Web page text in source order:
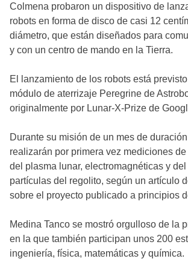
Colmena probaron un dispositivo de
robots en forma de disco de casi 12
diámetro, que están diseñados para
y con un centro de mando en la Tierra.
El lanzamiento de los robots está
módulo de aterrizaje Peregrine de
originalmente por Lunar-X-Prize de
Durante su misión de un mes de
realizarán por primera vez mediciones
del plasma lunar, electromagnéticas y
partículas del regolito, según un artículo
sobre el proyecto publicado a principios
Medina Tanco se mostró orgulloso de la
en la que también participan unos 200
ingeniería, física, matemáticas y química.